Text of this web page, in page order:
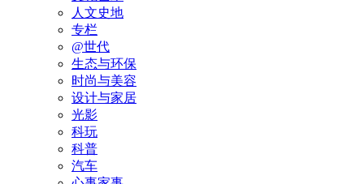
人文史地
专栏
@世代
生态与环保
时尚与美容
设计与家居
光影
科玩
科普
汽车